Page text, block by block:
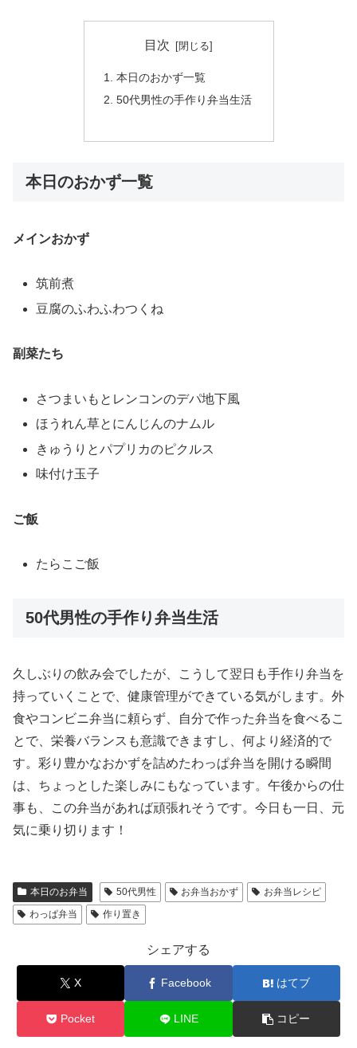
目次
本日のおかず一覧
50代男性の手作り弁当生活
本日のおかず一覧
メインおかず
筑前煮
豆腐のふわふわつくね
副菜たち
さつまいもとレンコンのデパ地下風
ほうれん草とにんじんのナムル
きゅうりとパプリカのピクルス
味付け玉子
ご飯
たらこご飯
50代男性の手作り弁当生活
久しぶりの飲み会でしたが、こうして翌日も手作り弁当を
持っていくことで、健康管理ができている気がします。外
食やコンビニ弁当に頼らず、自分で作った弁当を食べるこ
とで、栄養バランスも意識できますし、何より経済的で
す。彩り豊かなおかずを詰めたわっぱ弁当を開ける瞬間
は、ちょっとした楽しみにもなっています。午後からの仕
事も、この弁当があれば頑張れそうです。今日も一日、元
気に乗り切ります！​​​​​​​​​​​​​​​​
本日のお弁当 50代男性 お弁当おかず
お弁当レシピ
わっぱ弁当
作り置き
シェアする
X Facebook はてブ
Pocket LINE コピー